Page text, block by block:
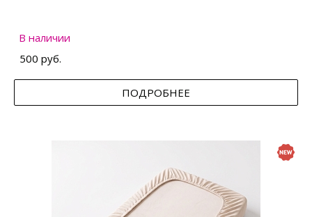
В наличии
500 руб.
ПОДРОБНЕЕ